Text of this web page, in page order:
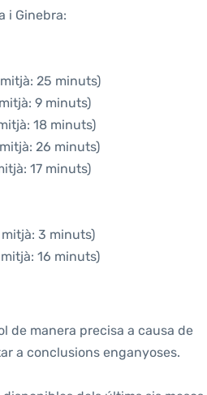
i Ginebra:
25 minuts)
9 minuts)
18 minuts)
26 minuts)
17 minuts)
3 minuts)
16 minuts)
de manera precisa a causa de
a conclusions enganyoses.